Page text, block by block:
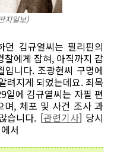
지일보)
던 김규열씨는 필리핀의
에게 잡혀, 아직까지 감
니다. 조광현씨 구명에
려지게 되었는데요. 죄목
일에 김규열씨는 자필 편
며, 체포 및 사건 조사 과
습니다. [관련기사] 당시
서